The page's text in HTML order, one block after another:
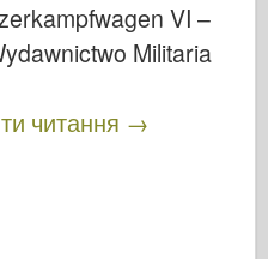
VI –
Militaria
читання →